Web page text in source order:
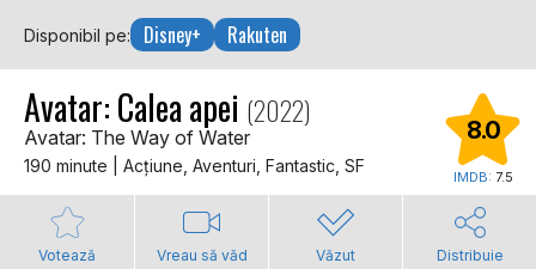
Disponibil pe: Disney+ Rakuten
Avatar: Calea apei (2022)
Avatar: The Way of Water
190 minute | Acţiune, Aventuri, Fantastic, SF
8.0
IMDB: 7.5
Votează Vreau să văd Văzut Distribuie